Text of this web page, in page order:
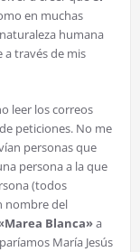
en muchas
humana
a través de mis
leer los correos
peticiones. No me
personas que
persona a la que
(todos
nombre del
Blanca»a
María Jesús